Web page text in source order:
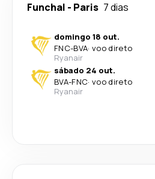
Funchal - Paris 7 dias
domingo 18 out.
FNC-BVA· voo direto
Ryanair
sábado 24 out.
BVA-FNC· voo direto
Ryanair